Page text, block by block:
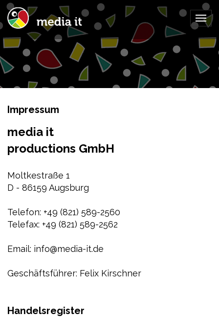
Impressum
media it
productions GmbH
Moltkestraße 1
D - 86159 Augsburg
Telefon: +49 (821) 589-2560
Telefax: +49 (821) 589-2562
Email: info@media-it.de
Geschäftsführer: Felix Kirschner
Handelsregister